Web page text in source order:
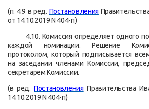
(п. 4.9 в ред. Постановления
от 14.10.2019 N 404-п)
4.10. Комиссия определяет одного
каждой номинации. Решение
протоколом, который подписывается
на заседании членами Комиссии,
секретарем Комиссии.
(в ред.Постановления Правительства
14.10.2019 N 404-п)